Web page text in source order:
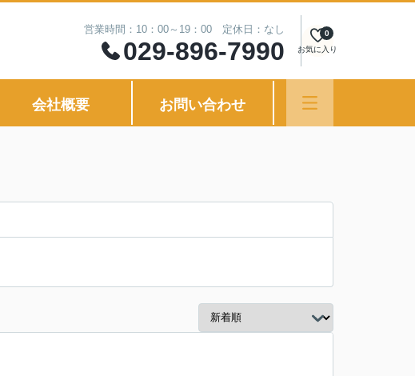
営業時間：10：00～19：00 定休日：なし
029-896-7990 お気に入り
0
会社概要 お問い合わせ